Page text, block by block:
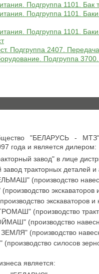
Подгруппа 1101. Бак
Подгруппа 1101.
Подгруппа 1101.
Подгруппа 2407.
Подгруппа
"БЕЛАРУСЬ -
года и является дилером:
завод" в лице
тракторных деталей и
(производство
экскаваторов
экскаваторов и
(производство
(производство
(производство
силосов
является: